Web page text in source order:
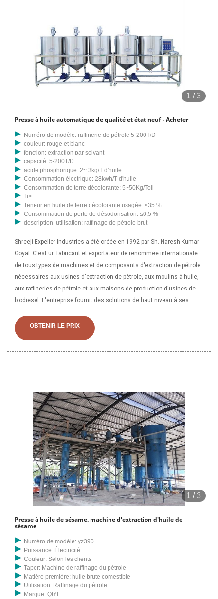
1 /3
Presse à huile automatique de qualité et état neuf - Acheter
Numéro de modèle: raffinerie de pétrole 5-200T/D
couleur: rouge et blanc
fonction: extraction par solvant
capacité: 5-200T/D
acide phosphorique: 2~ 3kg/T d'huile
Consommation électrique: 28kwh/T d'huile
Consommation de terre décolorante: 5~50Kg/Toil
li>
Teneur en huile de terre décolorante usagée: <35 %
Consommation de perte de désodorisation: ≤0,5 %
description: utilisation: raffinage de pétrole brut
Shreeji Expeller Industries a été créée en 1992 par Sh. Naresh Kumar
Goyal. C'est un fabricant et exportateur de renommée internationale
de tous types de machines et de composants d'extraction de pétrole
nécessaires aux usines d'extraction de pétrole, aux moulins à huile,
aux raffineries de pétrole et aux maisons de production d'usines de
biodiesel. L'entreprise fournit des solutions de haut niveau à ses
a été créée en 1992 par Sh. Naresh Kumar Goyal. C'est un fabricant et
exportateur de renommée internationale de tous types de machines
des machines
OBTENIR LE PRIX
1 /3
Presse à huile de sésame, machine d'extraction d'huile de
sésame
Numéro de modèle: yz390
Puissance: Électricité
Couleur: Selon les clients
Taper: Machine de raffinage du pétrole
Matière première: huile brute comestible
Utilisation: Raffinage du pétrole
Marque: QIYI